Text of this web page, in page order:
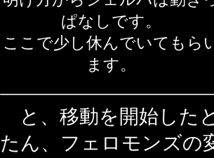
ぱなしです。
ここで少し休んでいてもら
ます。
と、移動を開始した
たん、フェロモンズの